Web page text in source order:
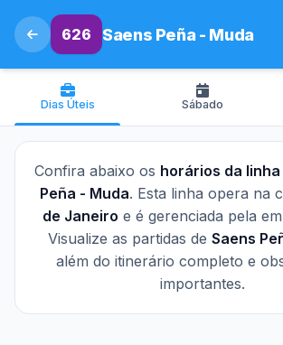
626 Saens Peña - Muda
Dias Úteis Sábado
Confira abaixo os horários da
Peña - Muda. Esta linha opera na
de Janeiro e é gerenciada pela
Visualize as partidas de Saens
além do itinerário completo e
importantes.